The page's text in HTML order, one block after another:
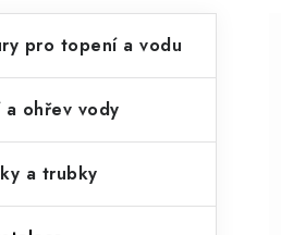
pro topení a vodu
a ohřev vody
a trubky